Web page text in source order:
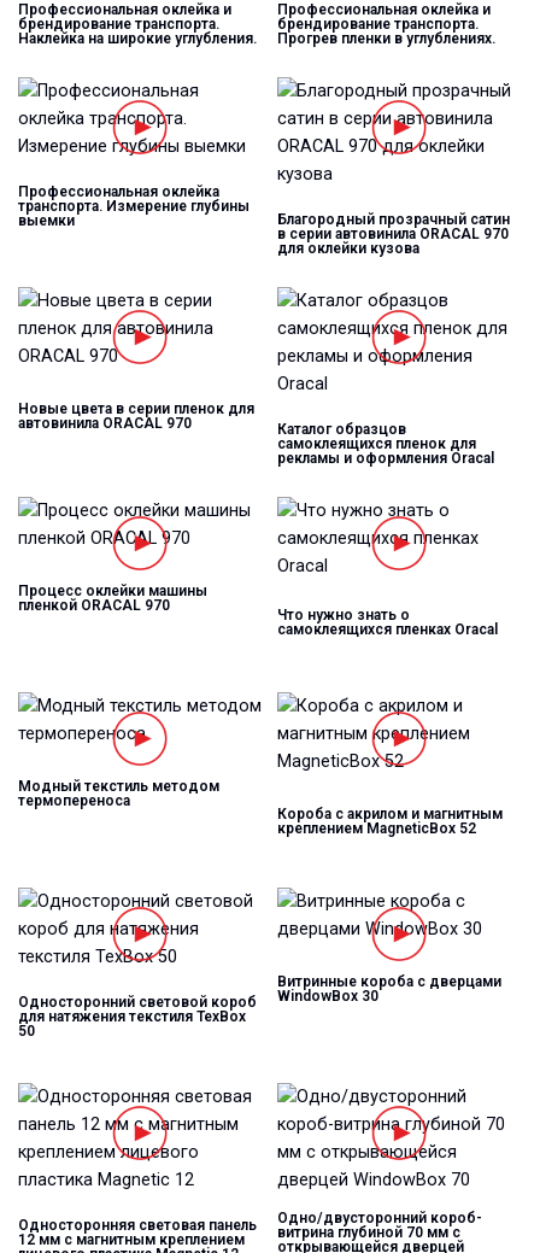
Профессиональная оклейка и
брендирование транспорта.
Наклейка на широкие углубления.
Профессиональная оклейка и
брендирование транспорта.
Прогрев пленки в углублениях.
Профессиональная оклейка
транспорта. Измерение глубины
выемки
Благородный прозрачный сатин
в серии автовинила ORACAL 970
для оклейки кузова
Новые цвета в серии пленок для
автовинила ORACAL 970
Каталог образцов
самоклеящихся пленок для
рекламы и оформления Oracal
Процесс оклейки машины
пленкой ORACAL 970
Что нужно знать о
самоклеящихся пленках Oracal
Модный текстиль методом
термопереноса
Короба с акрилом и магнитным
креплением MagneticBox 52
Односторонний световой короб
для натяжения текстиля TexBox
50
Витринные короба с дверцами
WindowBox 30
Односторонняя световая панель
12 мм с магнитным креплением
Одно/двусторонний короб-
витрина глубиной 70 мм с
открывающейся дверцей